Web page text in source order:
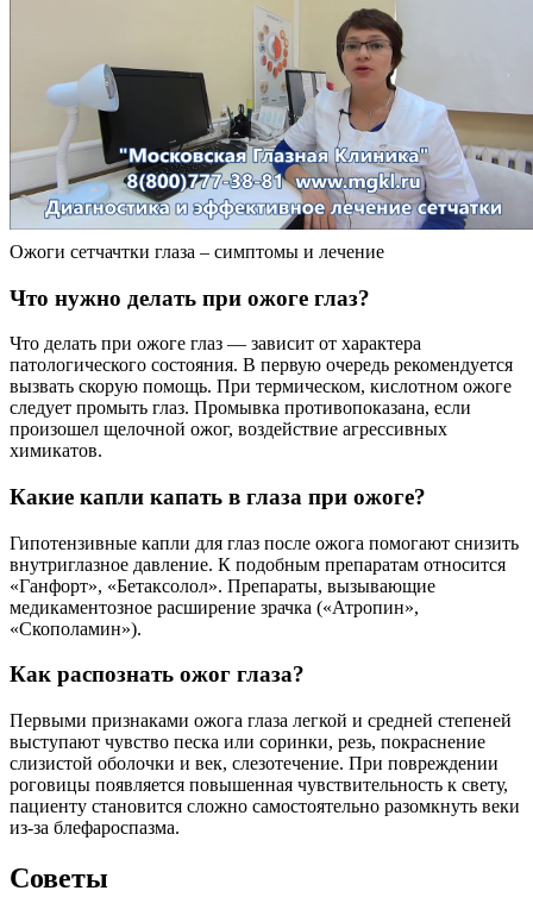
Ожоги сетчачтки глаза – симптомы и лечение
Что нужно делать при ожоге глаз?
Что делать при ожоге глаз — зависит от характера
патологического состояния. В первую очередь рекомендуется
вызвать скорую помощь. При термическом, кислотном ожоге
следует промыть глаз. Промывка противопоказана, если
произошел щелочной ожог, воздействие агрессивных
химикатов.
Какие капли капать в глаза при ожоге?
Гипотензивные капли для глаз после ожога помогают снизить
внутриглазное давление. К подобным препаратам относится
«Ганфорт», «Бетаксолол». Препараты, вызывающие
медикаментозное расширение зрачка («Атропин»,
«Скополамин»).
Как распознать ожог глаза?
Первыми признаками ожога глаза легкой и средней степеней
выступают чувство песка или соринки, резь, покраснение
слизистой оболочки и век, слезотечение. При повреждении
роговицы появляется повышенная чувствительность к свету,
пациенту становится сложно самостоятельно разомкнуть веки
из-за блефароспазма.
Советы